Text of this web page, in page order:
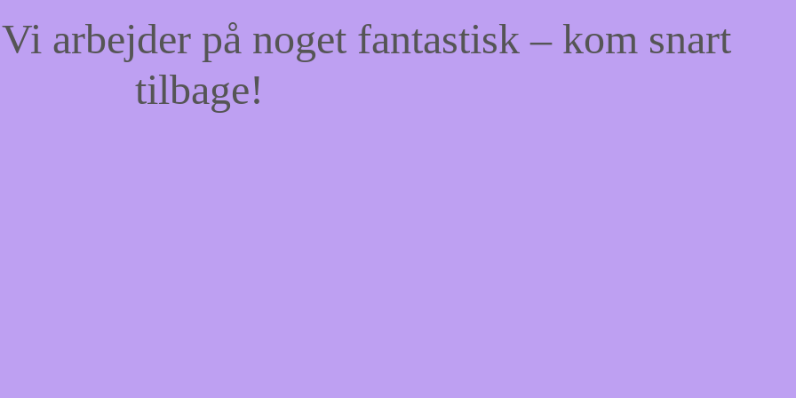
arbejder på noget fantastisk – kom snart
tilbage!